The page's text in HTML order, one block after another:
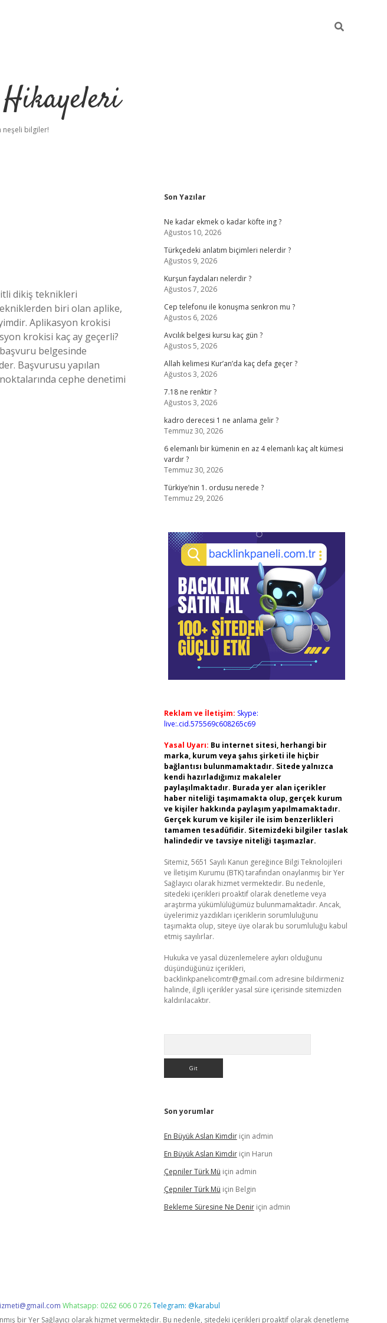
neşeli bilgiler!
dikiş teknikleri
biri olan aplike,
Aplikasyon krokisi
krokisi kaç ay geçerli?
belgesinde
Başvurusu yapılan
cephe denetimi
Sidebar
Son Yazılar
Ne kadar ekmek o kadar köfte ing ?
Ağustos 10, 2026
Türkçedeki anlatım biçimleri nelerdir ?
Ağustos 9, 2026
Kurşun faydaları nelerdir ?
Ağustos 7, 2026
Cep telefonu ile konuşma senkron mu ?
Ağustos 6, 2026
Avcılık belgesi kursu kaç gün ?
Ağustos 5, 2026
Allah kelimesi Kur’an’da kaç defa geçer ?
Ağustos 3, 2026
7.18 ne renktir ?
Ağustos 3, 2026
kadro derecesi 1 ne anlama gelir ?
Temmuz 30, 2026
6 elemanlı bir kümenin en az 4 elemanlı kaç alt kümesi
vardır ?
Temmuz 30, 2026
Türkiye’nin 1. ordusu nerede ?
Temmuz 29, 2026
Reklam ve İletişim: Skype:
live:.cid.575569c608265c69
Yasal Uyarı: Bu internet sitesi, herhangi bir
marka, kurum veya şahıs şirketi ile hiçbir
bağlantısı bulunmamaktadır. Sitede yalnızca
kendi hazırladığımız makaleler
paylaşılmaktadır. Burada yer alan içerikler
haber niteliği taşımamakta olup, gerçek kurum
ve kişiler hakkında paylaşım yapılmamaktadır.
Gerçek kurum ve kişiler ile isim benzerlikleri
tamamen tesadüfidir. Sitemizdeki bilgiler taslak
halindedir ve tavsiye niteliği taşımazlar.
Sitemiz, 5651 Sayılı Kanun gereğince Bilgi Teknolojileri
ve İletişim Kurumu (BTK) tarafından onaylanmış bir Yer
Sağlayıcı olarak hizmet vermektedir. Bu nedenle,
sitedeki içerikleri proaktif olarak denetleme veya
araştırma yükümlülüğümüz bulunmamaktadır. Ancak,
üyelerimiz yazdıkları içeriklerin sorumluluğunu
taşımakta olup, siteye üye olarak bu sorumluluğu kabul
etmiş sayılırlar.
Hukuka ve yasal düzenlemelere aykırı olduğunu
düşündüğünüz içerikleri,
backlinkpanelicomtr@gmail.com adresine bildirmeniz
halinde, ilgili içerikler yasal süre içerisinde sitemizden
kaldırılacaktır.
Son yorumlar
En Büyük Aslan Kimdiriçin admin
En Büyük Aslan Kimdiriçin Harun
Çepniler Türk Mü için admin
Çepniler Türk Mü için Belgin
Bekleme Süresine Ne Deniriçin admin
Whatsapp: 0262 606 0 726Telegram: @karabul
bir Yer Sağlayıcı olarak hizmet vermektedir. Bu nedenle, sitedeki içerikleri proaktif olarak denetleme